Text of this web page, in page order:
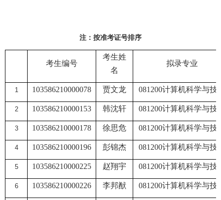
注：按准考证号排序
考生编号
考生姓
名
拟录专业
1 103586210000078 贾文龙 081200计算机科学与技
2 103586210000153 韩沈轩 081200计算机科学与技
3 103586210000178 徐思危 081200计算机科学与技
4 103586210000196 彭锦杰 081200计算机科学与技
5 103586210000225 赵翔宇 081200计算机科学与技
6 103586210000226 李邦猷 081200计算机科学与技